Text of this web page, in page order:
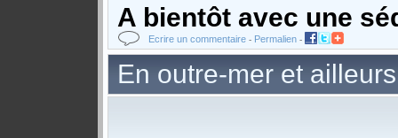
A bientôt avec une
Ecrire un commentaire - Permalien -
En outre-mer et